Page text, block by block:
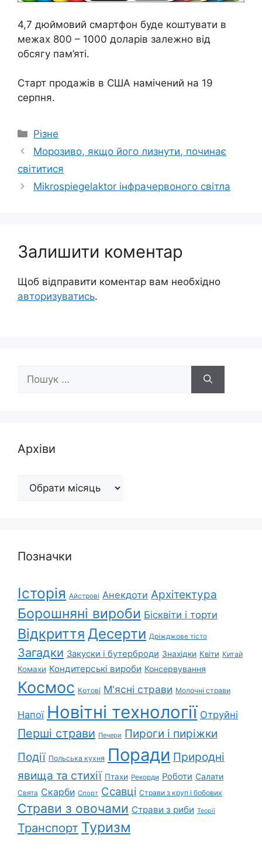
4,7 дюймовий смартфон буде коштувати в
межах 800 – 1000 доларів залежно від
обсягу пам’яті.
Старт продажів в США намічений на 19
серпня.
Категорії
Різне
Морозиво, якщо його лизнути, починає
світитися
Mikrospiegelaktor інфрачервоного світла
Залишити коментар
Щоб відправити коментар вам необхідно
авторизуватись.
Архіви
Архіви
Позначки
Історія Айстрові Анекдоти Архітектура
Борошняні вироби Бісквіти і торти
Відкриття Десерти Дріжджове тісто
Загадки Закуски і бутерброди Знахідки Квіти Китай
Комахи Кондитерські вироби Консервування
Космос Котові М'ясні страви Молочні страви
Напої Новітні технології Отруйні
Перші страви Печери Пироги і пиріжки
Події Польська кухня Поради Природні
явища та стихії Птахи Рекорди Роботи Салати
Свята Скарби Спорт Ссавці Страви з круп і бобових
Страви з овочами Страви з риби Теорії
Транспорт Туризм